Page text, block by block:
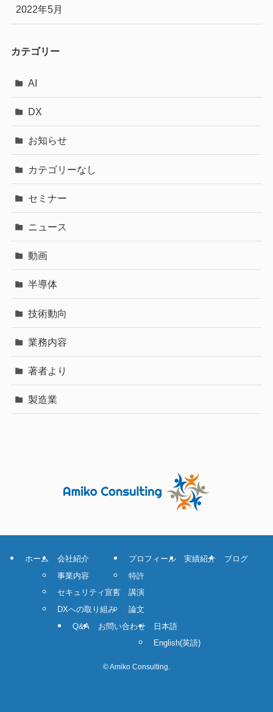
2022年5月
カテゴリー
AI
DX
お知らせ
カテゴリーなし
セミナー
ニュース
動画
半導体
技術動向
業務内容
著者より
製造業
ホーム
会社紹介
事業内容
セキュリティ宣言
DXへの取り組み
プロフィール
特許
講演
論文
実績紹介 ブログ
Q&A お問い合わせ
日本語
English(英語)
©Amiko Consulting.